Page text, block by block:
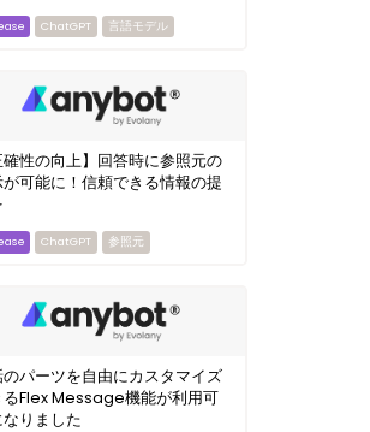
ChatGPT 言語モデル
確性の向上】回答時に参照元の
可能に！信頼できる情報の提
ChatGPT 参照元
パーツを自由にカスタマイズ
るFlex Message機能が利用可
りました